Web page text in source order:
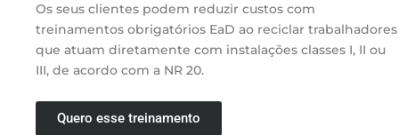
Os seus clientes podem reduzir custos com
treinamentos obrigatórios EaD ao reciclar trabalhadores
que atuam diretamente com instalações classes I, II ou
III, de acordo com a NR 20.
Quero esse treinamento